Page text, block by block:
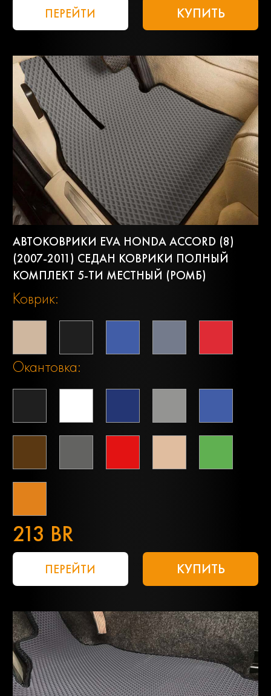
ПЕРЕЙТИ КУПИТЬ
АВТОКОВРИКИ EVA HONDA ACCORD (8)
(2007-2011) СЕДАН КОВРИКИ ПОЛНЫЙ
КОМПЛЕКТ 5-ТИ МЕСТНЫЙ (РОМБ)
Коврик:
Окантовка:
213 BR
ПЕРЕЙТИ КУПИТЬ